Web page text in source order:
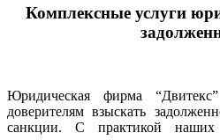
Комплексные услуги
Юридическая фирма
доверителям взыскать
санкции. С практикой